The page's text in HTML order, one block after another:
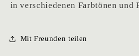
in verschiedenen Farbtönen und
Mit Freunden teilen